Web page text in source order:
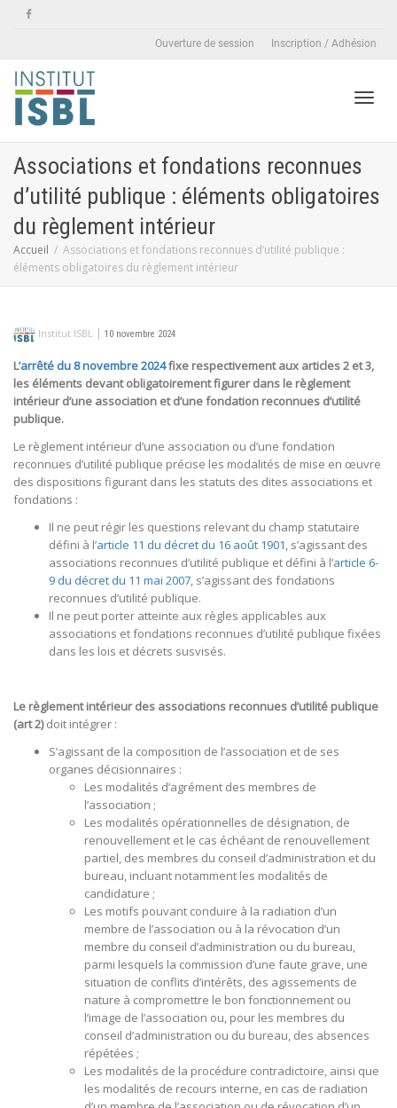
Ouverture de session Inscription / Adhésion
Associations et fondations reconnues
d’utilité publique : éléments obligatoires
du règlement intérieur
Accueil
Associations et fondations reconnues d’utilité publique :
éléments obligatoires du règlement intérieur
Institut ISBL | 10 novembre 2024
L’arrêté du 8 novembre 2024fixe respectivement aux articles 2 et 3,
les éléments devant obligatoirement figurer dans le règlement
intérieur d’une association et d’une fondation reconnues d’utilité
publique.
Le règlement intérieur d’une association ou d’une fondation
reconnues d’utilité publique précise les modalités de mise en œuvre
des dispositions figurant dans les statuts des dites associations et
fondations :
Il ne peut régir les questions relevant du champ statutaire
défini à l’article 11 du décret du 16 août 1901, s’agissant des
associations reconnues d’utilité publique et défini à l’article 6-
9 du décret du 11 mai 2007, s’agissant des fondations
reconnues d’utilité publique.
Il ne peut porter atteinte aux règles applicables aux
associations et fondations reconnues d’utilité publique fixées
dans les lois et décrets susvisés.
Le règlement intérieur des associations reconnues d’utilité publique
(art 2)doit intégrer :
S’agissant de la composition de l’association et de ses
organes décisionnaires :
Les modalités d’agrément des membres de
l’association ;
Les modalités opérationnelles de désignation, de
renouvellement et le cas échéant de renouvellement
partiel, des membres du conseil d’administration et du
bureau, incluant notamment les modalités de
candidature ;
Les motifs pouvant conduire à la radiation d’un
membre de l’association ou à la révocation d’un
membre du conseil d’administration ou du bureau,
parmi lesquels la commission d’une faute grave, une
situation de conflits d’intérêts, des agissements de
nature à compromettre le bon fonctionnement ou
l’image de l’association ou, pour les membres du
conseil d’administration ou du bureau, des absences
répétées ;
Les modalités de la procédure contradictoire, ainsi que
les modalités de recours interne, en cas de radiation